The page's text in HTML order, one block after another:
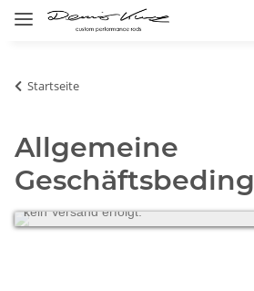
Startseite
Allgemeine
Sehr geehrte Kunden, wir haben vom
Betriebsferien und bitten um
kein Versand erfolgt.